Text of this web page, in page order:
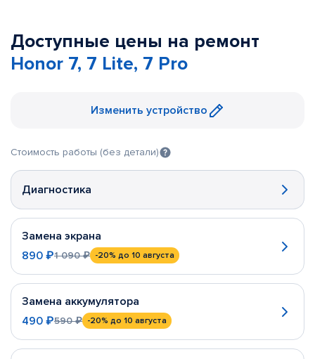
Доступные цены на ремонт
Honor 7, 7 Lite, 7 Pro
Изменить устройство
Стоимость работы (без детали)
Диагностика
Замена экрана
890 ₽1 090 ₽ -20% до 10 августа
Замена аккумулятора
490 ₽590 ₽ -20% до 10 августа